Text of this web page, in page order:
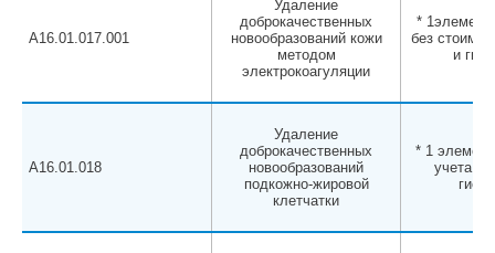
A16.01.017.001
Удаление
доброкачественных
новообразований кожи
методом
электрокоагуляции
*
без
и
A16.01.018
Удаление
доброкачественных
новообразований
подкожно-жировой
клетчатки
* 1
учета